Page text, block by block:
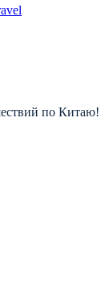
по Китаю!